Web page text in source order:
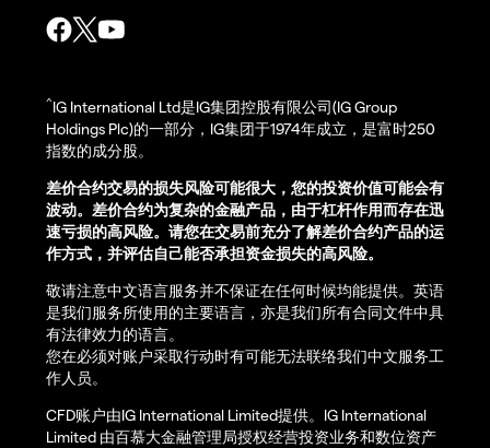
^IG International Ltd是IG集团控股有限公司(IG Group
Holdings Plc)的一部分，IG集团于1974年成立，是富时250
指数的成分股。
差价合约交易的损失风险可能很大，您的投资价值可能会有
波动。差价合约为复杂的金融产品，由于杠杆作用而存在迅
速亏损的高风险。请您在交易前充分了解差价合约产品的运
作方式，并评估自己能否承担资金损失的高风险。
敬请注意中文语言服务并不保证在任何时候均能提供。英语
是我们服务所使用的主要语言，亦是我们所有合同文件中具
有法律效力的语言。
您在必须对账户采取行动时有可能无法联络我们中文服务工
作人员。
CFD账户由IG International Limited提供。IG International
Limited 由百慕大金融管理局授权经营投资业务和数位资产